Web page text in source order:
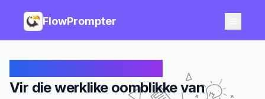
FlowPrompter
Vir die werklike oomblikke van